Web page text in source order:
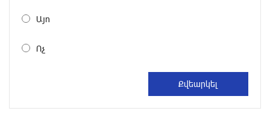
8 ժամ առաջ
Այո
Ոչ